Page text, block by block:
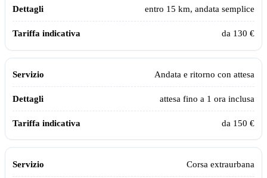
entro 15 km, andata semplice
da 130 €
Andata e ritorno con attesa
attesa fino a 1 ora inclusa
da 150 €
Corsa extraurbana